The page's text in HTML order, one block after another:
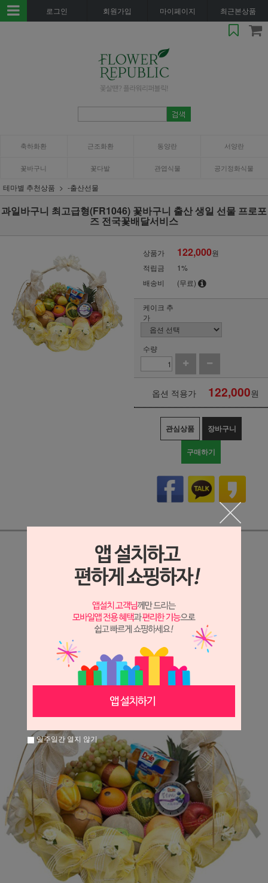
로그인 회원가입 마이페이지 최근본상품
축하화환 근조화환 동양란 서양란
꽃바구니 꽃다발 관엽식물 공기정화식물
테마별 추천상품 -출산선물
과일바구니 최고급형(FR1046) 꽃바구니 출산 생일 선물 프로포
즈 전국꽃배달서비스
상품가 122,000원
적립금
1%
배송비
(무료)
케이크 추
가
수량
옵션 적용가 122,000원
관심상품 장바구니
구매하기
상세정보 새창 열기
일주일간 열지 않기